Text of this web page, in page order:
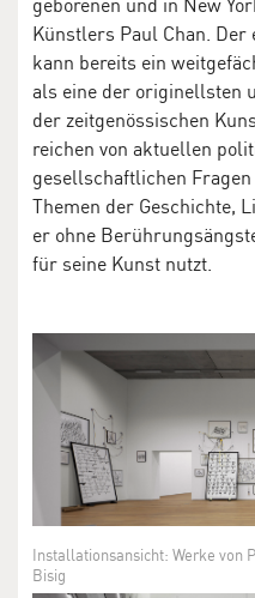
geborenen und in New
Künstlers Paul Chan.
kann bereits ein
als eine der originellsten
der zeitgenössischen
reichen von aktuellen
gesellschaftlichen
Themen der Geschichte,
er ohne
für seine Kunst nutzt.
Installationsansicht: Werke von
Bisig